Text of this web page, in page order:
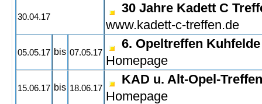
30.04.17
30 Jahre Kadett C
www.kadett-c-treffen.de
05.05.17 bis 07.05.17
6. Opeltreffen Kuhfelde
Homepage
15.06.17 bis 18.06.17
KAD u. Alt-Opel-Treffen
Homepage